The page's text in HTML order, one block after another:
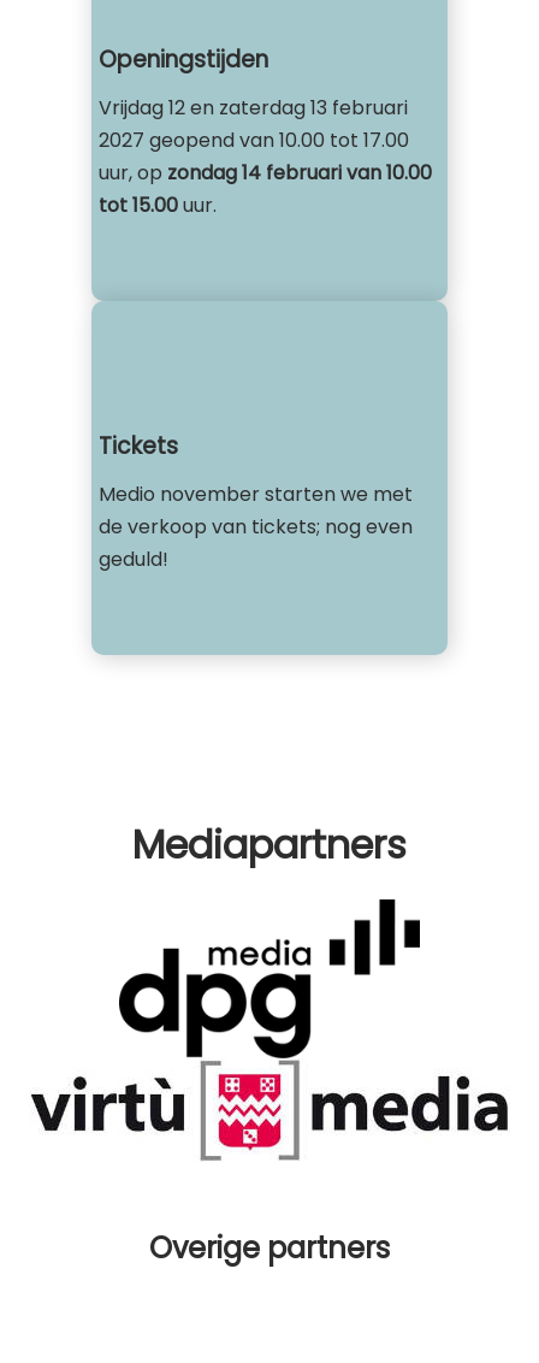
Openingstijden
Vrijdag 12 en zaterdag 13 februari
2027 geopend van 10.00 tot 17.00
uur, op zondag 14 februari van 10.00
tot 15.00uur.
Tickets
Medio november starten we met
de verkoop van tickets; nog even
geduld!
Mediapartners
Overige partners